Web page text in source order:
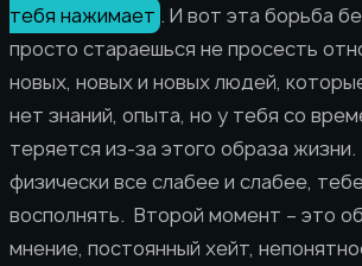
тебя нажимает . И вот эта борьба
просто стараешься не просесть
новых, новых и новых людей,
нет знаний, опыта, но у тебя со
теряется из-за этого образа
физически все слабее и слабее,
восполнять. Второй момент – это
мнение, постоянный хейт,